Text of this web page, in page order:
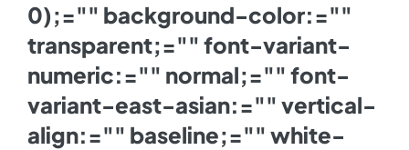
0);="" background-color:=""
transparent;="" font-variant-
numeric:="" normal;="" font-
variant-east-asian:="" vertical-
align:="" baseline;="" white-